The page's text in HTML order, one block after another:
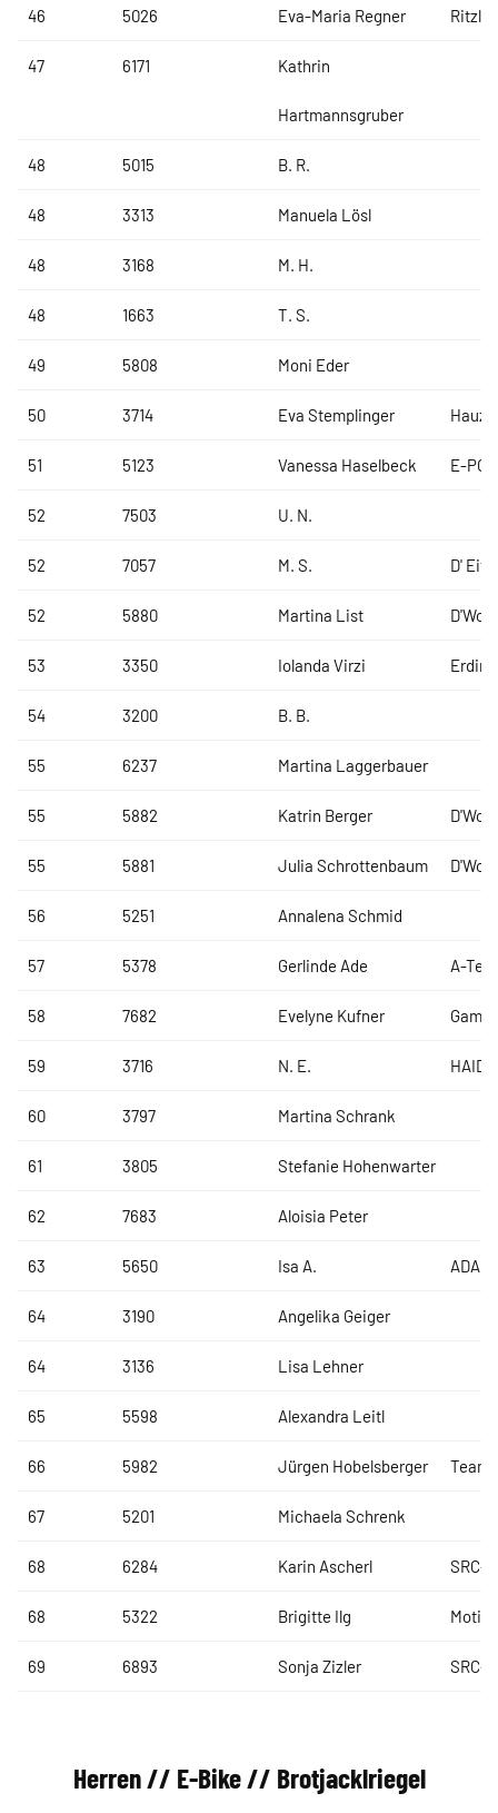
46 5026 Eva-Maria Regner Ritzl
47 6171 Kathrin
Hartmannsgruber
48 5015 B. R.
48 3313 Manuela Lösl
48 3168 M. H.
48 1663 T. S.
49 5808 Moni Eder
50 3714 Eva Stemplinger
51 5123 Vanessa Haselbeck E-
52 7503 U. N.
52 7057 M. S. D'
52 5880 Martina List
53 3350 Iolanda Virzi
54 3200 B. B.
55 6237 Martina Laggerbauer
55 5882 Katrin Berger
55 5881 Julia Schrottenbaum
56 5251 Annalena Schmid
57 5378 Gerlinde Ade A-
58 7682 Evelyne Kufner
59 3716 N. E. HAIDL
60 3797 Martina Schrank
61 3805 Stefanie Hohenwarter
62 7683 Aloisia Peter
63 5650 Isa A. ADAC
64 3190 Angelika Geiger
64 3136 Lisa Lehner
65 5598 Alexandra Leitl
66 5982 Jürgen Hobelsberger Team
67 5201 Michaela Schrenk
68 6284 Karin Ascherl SRC-
68 5322 Brigitte Ilg
69 6893 Sonja Zizler SRC-
Herren // E-Bike // Brotjacklriegel